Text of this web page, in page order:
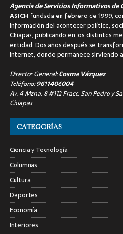
Agencia de Servicios Informativos de
ASICH fundada en febrero de 1999,
información del acontecer político,
Chiapas, publicando en los distintos
entidad. Dos años después se
internet, donde permanece sirviendo
Director General:Cosme Vázquez
Teléfono:9611406004
Av. 4 Mzna. 8 #112 Fracc. San Pedro y
Chiapas
CATEGORÍAS
Ciencia y Tecnología
Columnas
Cultura
Deportes
Economía
Interiores